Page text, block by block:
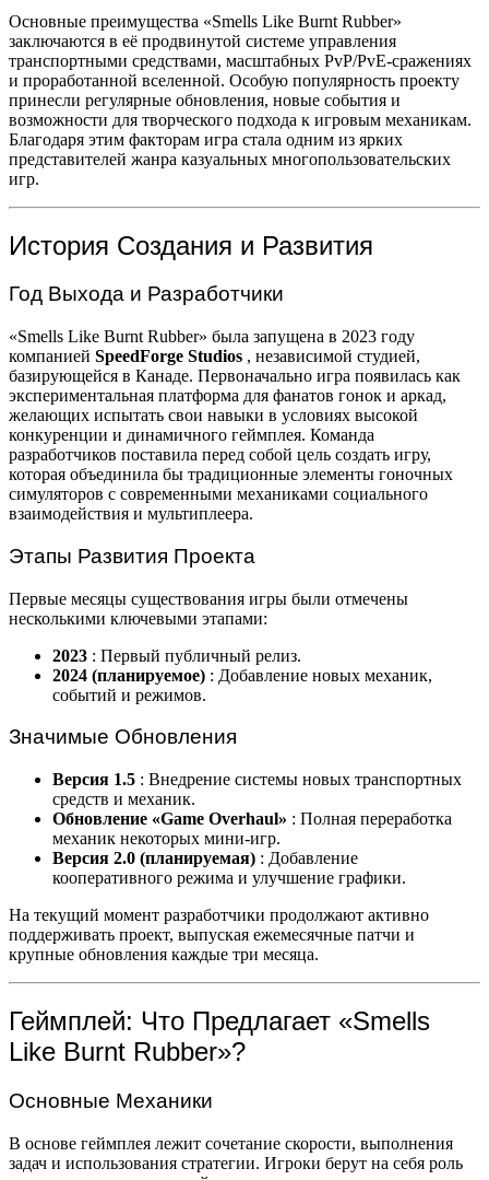
Основные преимущества «Smells Like Burnt Rubber»
заключаются в её продвинутой системе управления
транспортными средствами, масштабных PvP/PvE-сражениях
и проработанной вселенной. Особую популярность проекту
принесли регулярные обновления, новые события и
возможности для творческого подхода к игровым механикам.
Благодаря этим факторам игра стала одним из ярких
представителей жанра казуальных многопользовательских
игр.
История Создания и Развития
Год Выхода и Разработчики
«Smells Like Burnt Rubber» была запущена в 2023 году
компанией SpeedForge Studios , независимой студией,
базирующейся в Канаде. Первоначально игра появилась как
экспериментальная платформа для фанатов гонок и аркад,
желающих испытать свои навыки в условиях высокой
конкуренции и динамичного геймплея. Команда
разработчиков поставила перед собой цель создать игру,
которая объединила бы традиционные элементы гоночных
симуляторов с современными механиками социального
взаимодействия и мультиплеера.
Этапы Развития Проекта
Первые месяцы существования игры были отмечены
несколькими ключевыми этапами:
2023 : Первый публичный релиз.
2024 (планируемое) : Добавление новых механик,
событий и режимов.
Значимые Обновления
Версия 1.5 : Внедрение системы новых транспортных
средств и механик.
Обновление «Game Overhaul» : Полная переработка
механик некоторых мини-игр.
Версия 2.0 (планируемая) : Добавление
кооперативного режима и улучшение графики.
На текущий момент разработчики продолжают активно
поддерживать проект, выпуская ежемесячные патчи и
крупные обновления каждые три месяца.
Геймплей: Что Предлагает «Smells
Like Burnt Rubber»?
Основные Механики
В основе геймплея лежит сочетание скорости, выполнения
задач и использования стратегии. Игроки берут на себя роль